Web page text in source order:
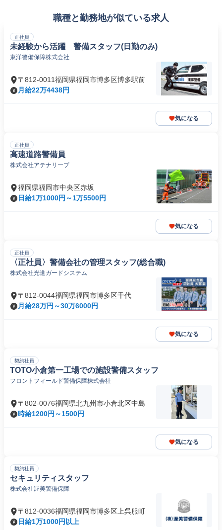
職種と勤務地が似ている求人
正社員
未経験から活躍 警備スタッフ(日勤のみ)
東洋警備保障株式会社
〒812-0011福岡県福岡市博多区博多駅前
月給22万4438円
気になる
正社員
高速道路警備員
株式会社アテナリープ
福岡県福岡市中央区赤坂
日給1万1000円～1万5500円
気になる
正社員
〈正社員〉警備会社の管理スタッフ(総合職)
株式会社光進ガードシステム
〒812-0044福岡県福岡市博多区千代
月給28万円～30万6000円
気になる
契約社員
TOTO小倉第一工場での施設警備スタッフ
フロントフィールド警備保障株式会社
〒802-0076福岡県北九州市小倉北区中島
時給1200円～1500円
気になる
契約社員
セキュリティスタッフ
株式会社渥美警備保障
〒812-0036福岡県福岡市博多区上呉服町
日給1万1000円以上